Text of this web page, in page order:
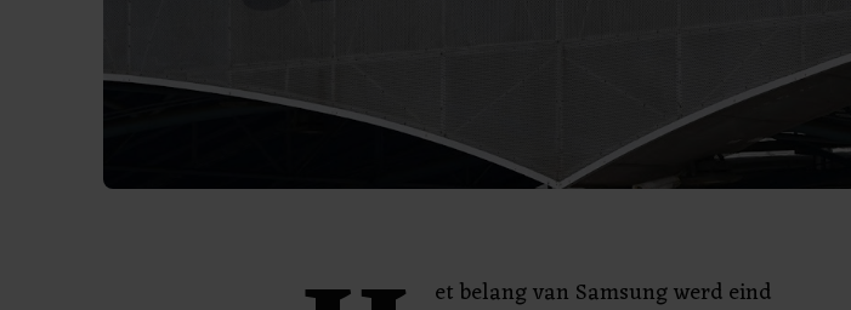
et belang van Samsung werd eind